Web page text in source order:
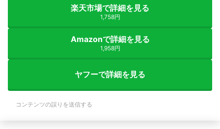
楽天市場で詳細を見る
1,758円
Amazonで詳細を見る
1,958円
ヤフーで詳細を見る
コンテンツの誤りを送信する